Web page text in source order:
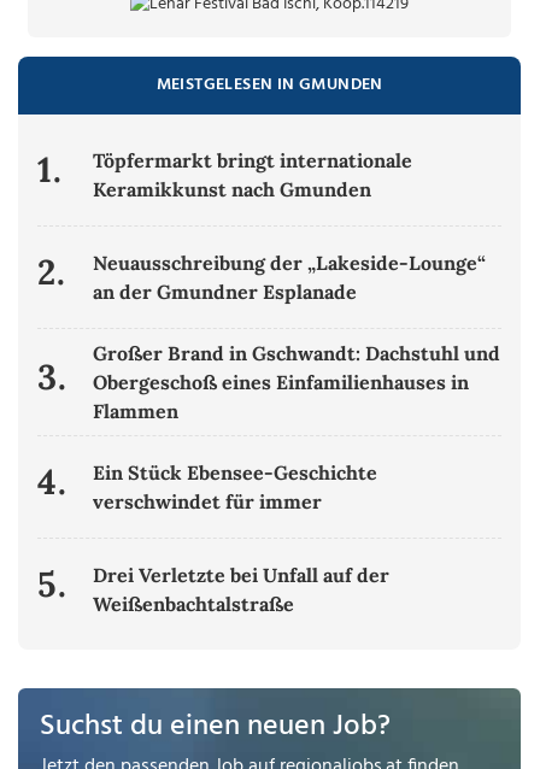
MEISTGELESEN IN GMUNDEN
1.
Töpfermarkt bringt internationale
Keramikkunst nach Gmunden
2.
Neuausschreibung der „Lakeside-Lounge“
an der Gmundner Esplanade
3.
Großer Brand in Gschwandt: Dachstuhl und
Obergeschoß eines Einfamilienhauses in
Flammen
4.
Ein Stück Ebensee-Geschichte
verschwindet für immer
5.
Drei Verletzte bei Unfall auf der
Weißenbachtalstraße
Suchst du einen neuen Job?